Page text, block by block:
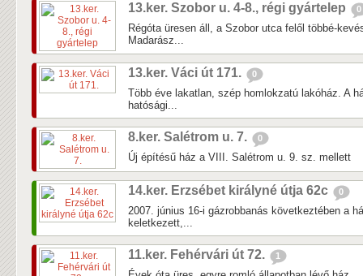
13.ker. Szobor u. 4-8., régi gyártelep 0
Régóta üresen áll, a Szobor utca felől többé-
Madarász...
13.ker. Váci út 171. 0
Több éve lakatlan, szép homlokzatú lakóház. A
hatósági...
8.ker. Salétrom u. 7. 0
Új építésű ház a VIII. Salétrom u. 9. sz. mellett
14.ker. Erzsébet királyné útja 62c 0
2007. június 16-i gázrobbanás következtében a
keletkezett,...
11.ker. Fehérvári út 72. 1